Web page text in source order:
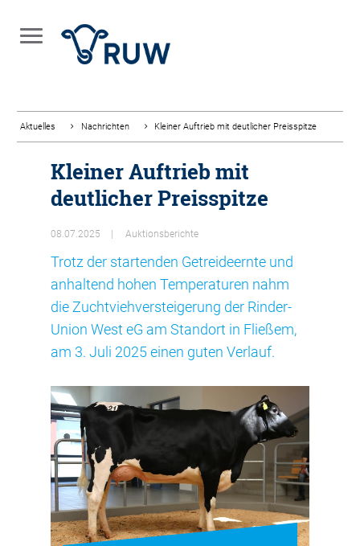
Aktuelles Nachrichten Kleiner Auftrieb mit deutlicher Preisspitze
Kleiner Auftrieb mit
deutlicher Preisspitze
08.07.2025 Auktionsberichte
Trotz der startenden Getreideernte und
anhaltend hohen Temperaturen nahm
die Zuchtviehversteigerung der Rinder-
Union West eG am Standort in Fließem,
am 3. Juli 2025 einen guten Verlauf.